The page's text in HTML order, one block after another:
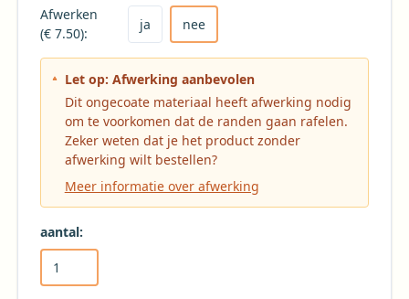
Afwerken
(€ 7.50):
ja
Kies ja om het tafelkleed af te laten werken
nee
Kies nee voor geen afwerking (niet
Let op: Afwerking aanbevolen
Dit ongecoate materiaal heeft afwerking nodig
om te voorkomen dat de randen gaan rafelen.
Zeker weten dat je het product zonder
afwerking wilt bestellen?
Meer informatie over afwerking
aantal: